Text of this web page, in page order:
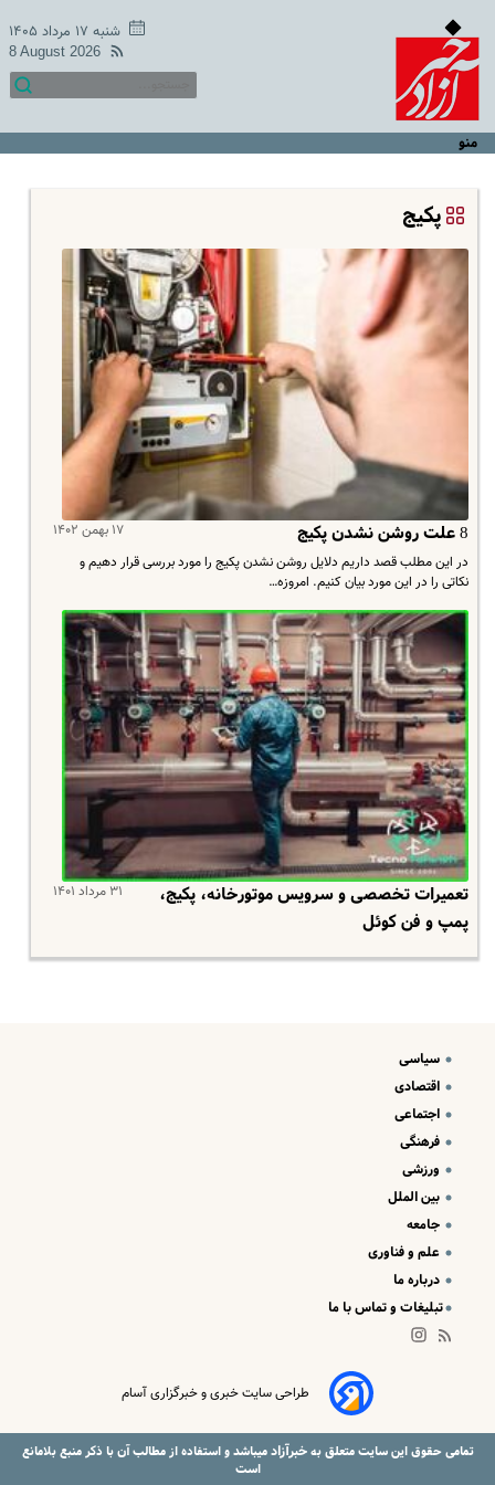
شنبه ۱۷ مرداد ۱۴۰۵
8 August 2026
منو
پکیج
۱۷ بهمن ۱۴۰۲ 8 علت روشن نشدن پکیج
در این مطلب قصد داریم دلایل روشن نشدن پکیج را مورد بررسی قرار دهیم و
نکاتی را در این مورد بیان کنیم. امروزه…
۳۱ مرداد ۱۴۰۱
تعمیرات تخصصی و سرویس موتورخانه، پکیج،
پمپ و فن کوئل
سیاسی
اقتصادی
اجتماعی
فرهنگی
ورزشی
بین الملل
جامعه
علم و فناوری
درباره ما
تبلیغات و تماس با ما
طراحی سایت خبری و خبرگزاری آسام
تمامی حقوق این سایت متعلق بهخبرآزادمیباشد و استفاده از مطالب آن با ذکر منبع بلامانع
است